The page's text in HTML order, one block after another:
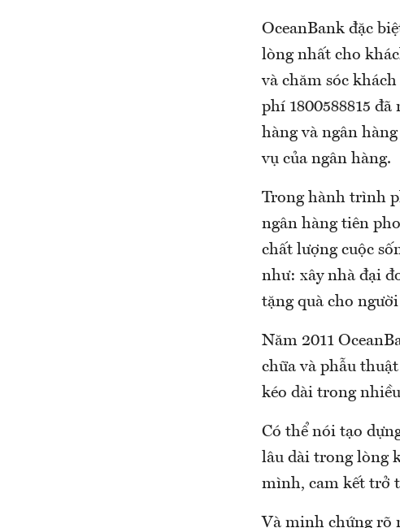
OceanBank đặc
lòng nhất cho
và chăm sóc
phí 1800588815
hàng và ngân
vụ của ngân hàng.
Trong hành trình
ngân hàng tiên
chất lượng cuộc
như: xây nhà đại
tặng quà cho
Năm 2011
chữa và phẫu
kéo dài trong
Có thể nói tạo
lâu dài trong lòng
mình, cam kết trở
Và minh chứng rõ